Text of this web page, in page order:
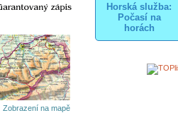
Zobrazení na mapě
Horská služba:
Počasí na
horách